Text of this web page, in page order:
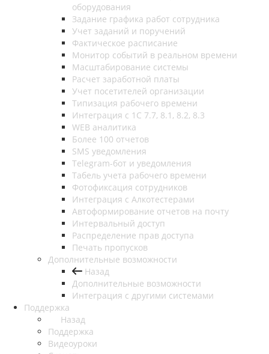
оборудования
Задание графика работ сотрудника
Учет заданий и поручений
Фактическое расписание
Монитор событий в реальном времени
Масштабирование системы
Расчет заработной платы
Учет посетителей организации
Типизация рабочего времени
Интеграция с 1С 7.7, 8.1, 8.2, 8.3
WEB аналитика
Более 100 отчетов
SMS уведомления
Telegram-бот и уведомления
Табель учета рабочего времени
Фотофиксация сотрудников
Интеграция с Алкотестерами
Автоформирование отчетов на почту
Интервальный доступ
Распределение прав доступа
Печать пропусков
Дополнительные возможности
Назад
Дополнительные возможности
Интеграция с другими системами
Поддержка
Назад
Поддержка
Видеоуроки